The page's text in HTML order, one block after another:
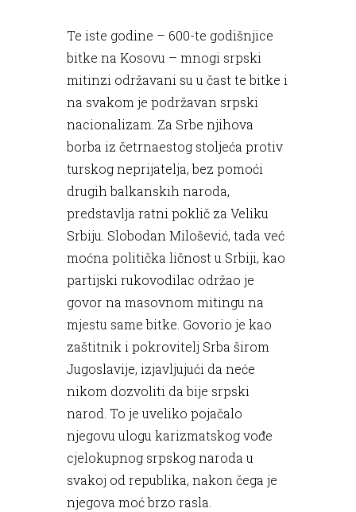
Te iste godine – 600-te godišnjice
bitke na Kosovu – mnogi srpski
mitinzi održavani su u čast te bitke i
na svakom je podržavan srpski
nacionalizam. Za Srbe njihova
borba iz četrnaestog stoljeća protiv
turskog neprijatelja, bez pomoći
drugih balkanskih naroda,
predstavlja ratni poklič za Veliku
Srbiju. Slobodan Milošević, tada već
moćna politička ličnost u Srbiji, kao
partijski rukovodilac održao je
govor na masovnom mitingu na
mjestu same bitke. Govorio je kao
zaštitnik i pokrovitelj Srba širom
Jugoslavije, izjavljujući da neće
nikom dozvoliti da bije srpski
narod. To je uveliko pojačalo
njegovu ulogu karizmatskog vođe
cjelokupnog srpskog naroda u
svakoj od republika, nakon čega je
njegova moć brzo rasla.